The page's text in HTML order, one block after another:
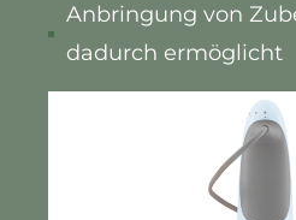
Anbringung von
dadurch ermöglicht